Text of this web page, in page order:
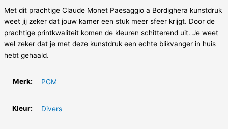
Met dit prachtige Claude Monet Paesaggio a Bordighera kunstdruk
weet jij zeker dat jouw kamer een stuk meer sfeer krijgt. Door de
prachtige printkwaliteit komen de kleuren schitterend uit. Je weet
wel zeker dat je met deze kunstdruk een echte blikvanger in huis
hebt gehaald.
Merk: PGM
Kleur: Divers